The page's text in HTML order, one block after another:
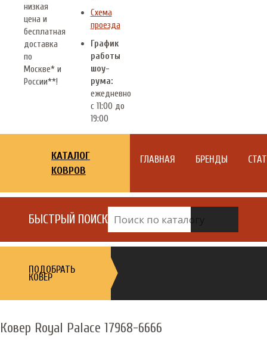
низкая
цена и
бесплатная
доставка
по
Москве* и
России**!
Схема
проезда
График
работы
шоу-
рума:
ежедневно
с 11:00 до
19:00
КАТАЛОГ
КОВРОВ
ГЛАВНАЯ БРЕНДЫ
БЫСТРЫЙ ПОИСК
ПОДОБРАТЬ
КОВЕР
Ковер Royal Palace 17968-6666